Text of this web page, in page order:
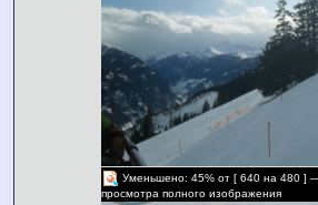
Уменьшено: 45% от [ 640 на 480 ]
просмотра полного изображения